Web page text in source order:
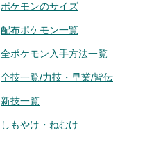
ポケモンのサイズ
配布ポケモン一覧
全ポケモン入手方法一覧
全技一覧/力技・早業/皆伝
新技一覧
しもやけ・ねむけ